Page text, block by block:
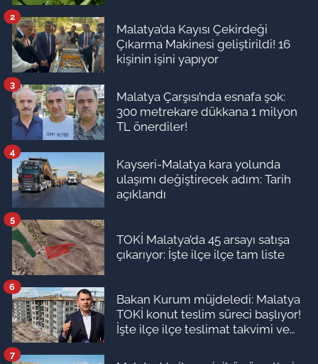
Malatya’da Kayısı Çekirdeği
Çıkarma Makinesi geliştirildi! 16
kişinin işini yapıyor
2
Malatya Çarşısı’nda esnafa şok:
300 metrekare dükkana 1 milyon
TL önerdiler!
3
Kayseri-Malatya kara yolunda
ulaşımı değiştirecek adım: Tarih
açıklandı
4
TOKİ Malatya’da 45 arsayı satışa
çıkarıyor: İşte ilçe ilçe tam liste
5
Bakan Kurum müjdeledi: Malatya
TOKİ konut teslim süreci başlıyor!
İşte ilçe ilçe teslimat takvimi ve
6
7